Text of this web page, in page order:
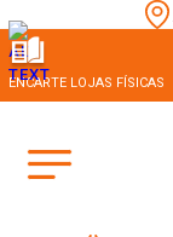
ENCARTE LOJAS FÍSICAS